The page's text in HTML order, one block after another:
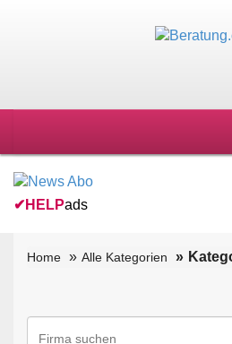
✔ HELPads
Home Alle Kategorien